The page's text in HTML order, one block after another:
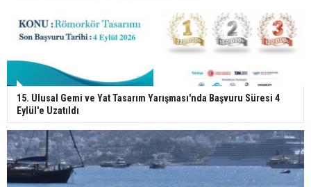
15. Ulusal Gemi ve Yat Tasarım Yarışması'nda Başvuru Süresi 4
Eylül'e Uzatıldı